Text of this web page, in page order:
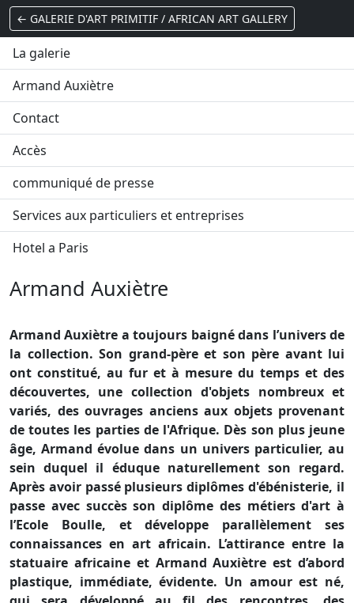
← GALERIE D'ART PRIMITIF / AFRICAN ART GALLERY
La galerie
Armand Auxiètre
Contact
Accès
communiqué de presse
Services aux particuliers et entreprises
Hotel a Paris
Armand Auxiètre
Armand Auxiètre a toujours baigné dans l’univers de
la collection. Son grand-père et son père avant lui
ont constitué, au fur et à mesure du temps et des
découvertes, une collection d'objets nombreux et
variés, des ouvrages anciens aux objets provenant
de toutes les parties de l'Afrique. Dès son plus jeune
âge, Armand évolue dans un univers particulier, au
sein duquel il éduque naturellement son regard.
Après avoir passé plusieurs diplômes d'ébénisterie, il
passe avec succès son diplôme des métiers d'art à
l’Ecole Boulle, et développe parallèlement ses
connaissances en art africain. L’attirance entre la
statuaire africaine et Armand Auxiètre est d’abord
plastique, immédiate, évidente. Un amour est né,